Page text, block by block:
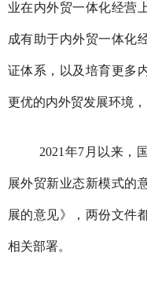
业在内外贸一体化经营
成有助于内外贸一体化
证体系，以及培育更多
更优的内外贸发展环境
2021年7月以来，
展外贸新业态新模式的
展的意见》，两份文件
相关部署。